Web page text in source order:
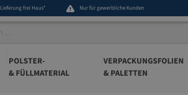
Lieferung frei Haus* Nur für gewerbliche Kunden
POLSTER-
& FÜLLMATERIAL
VERPACKUNGSFOLIEN
& PALETTEN